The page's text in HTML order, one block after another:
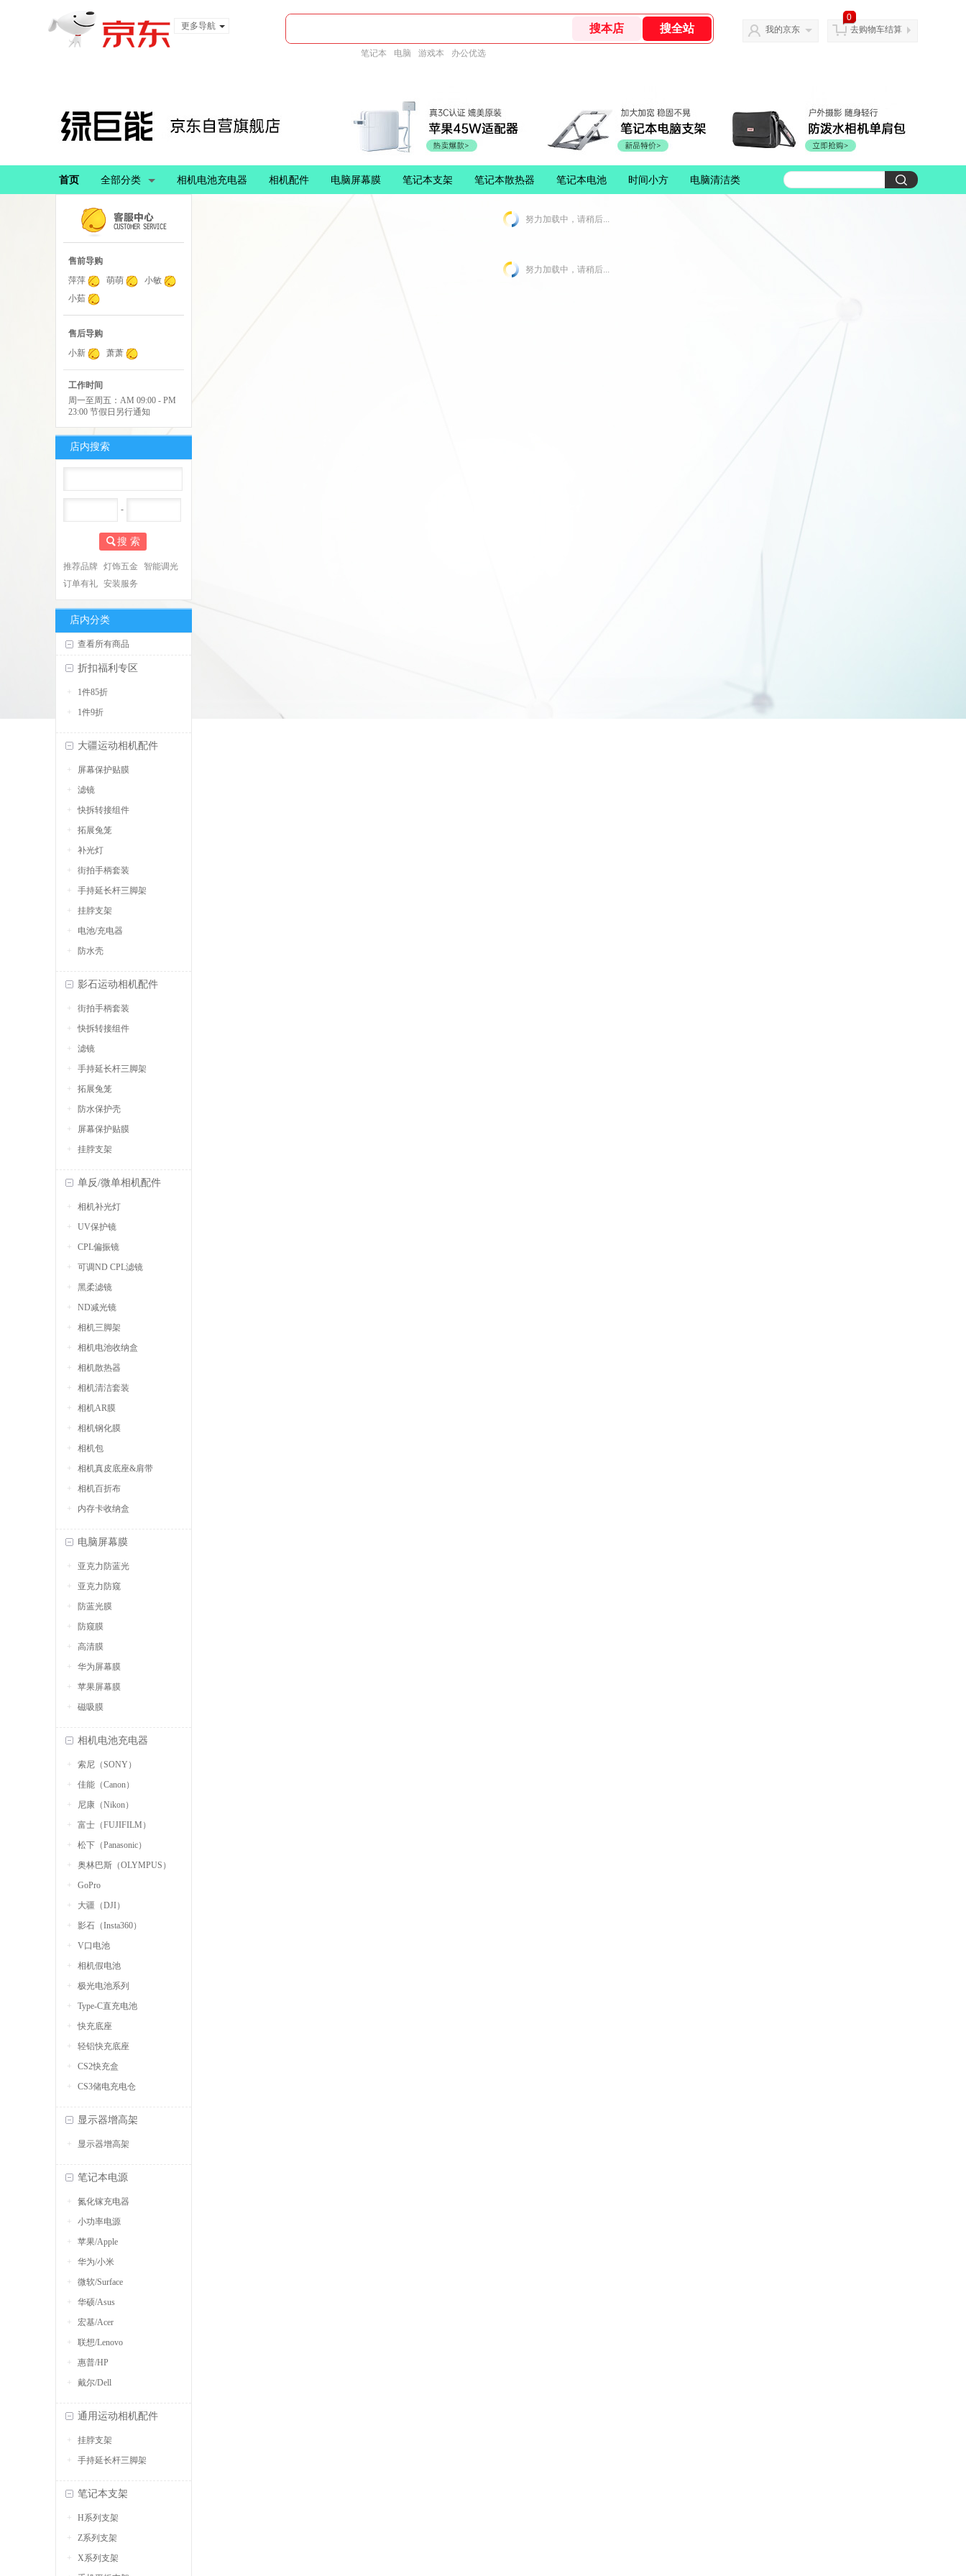
更多导航
笔记本 电脑 游戏本 办公优选
我的京东
0
去购物车结算
首页 全部分类 相机电池充电器 相机配件 电脑屏幕膜 笔记本支架 笔记本散热器 笔记本电池 时间小方 电脑清洁类
售前导购
萍萍
萌萌
小敏
小茹
售后导购
小新
萧萧
工作时间
周一至周五：AM 09:00 - PM
23:00 节假日另行通知
店内搜索
-
搜 索
推荐品牌 灯饰五金
智能调光
订单有礼 安装服务
店内分类
查看所有商品
折扣福利专区
1件85折
1件9折
大疆运动相机配件
屏幕保护贴膜
滤镜
快拆转接组件
拓展兔笼
补光灯
街拍手柄套装
手持延长杆三脚架
挂脖支架
电池/充电器
防水壳
影石运动相机配件
街拍手柄套装
快拆转接组件
滤镜
手持延长杆三脚架
拓展兔笼
防水保护壳
屏幕保护贴膜
挂脖支架
单反/微单相机配件
相机补光灯
UV保护镜
CPL偏振镜
可调ND CPL滤镜
黑柔滤镜
ND减光镜
相机三脚架
相机电池收纳盒
相机散热器
相机清洁套装
相机AR膜
相机钢化膜
相机包
相机真皮底座&肩带
相机百折布
内存卡收纳盒
电脑屏幕膜
亚克力防蓝光
亚克力防窥
防蓝光膜
防窥膜
高清膜
华为屏幕膜
苹果屏幕膜
磁吸膜
相机电池充电器
索尼（SONY）
佳能（Canon）
尼康（Nikon）
富士（FUJIFILM）
松下（Panasonic）
奥林巴斯（OLYMPUS）
GoPro
大疆（DJI）
影石（Insta360）
V口电池
相机假电池
极光电池系列
Type-C直充电池
快充底座
轻铝快充底座
CS2快充盒
CS3储电充电仓
显示器增高架
显示器增高架
笔记本电源
氮化镓充电器
小功率电源
苹果/Apple
华为/小米
微软/Surface
华硕/Asus
宏基/Acer
联想/Lenovo
惠普/HP
戴尔/Dell
通用运动相机配件
挂脖支架
手持延长杆三脚架
笔记本支架
H系列支架
Z系列支架
X系列支架
努力加载中，请稍后...
努力加载中，请稍后...